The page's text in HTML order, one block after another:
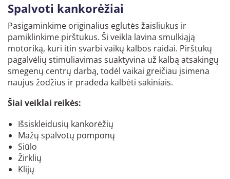
Spalvoti kankorėžiai
Pasigaminkime originalius eglutės žaisliukus ir
pamiklinkime pirštukus. Ši veikla lavina smulkiąją
motoriką, kuri itin svarbi vaikų kalbos raidai. Pirštukų
pagalvėlių stimuliavimas suaktyvina už kalbą atsakingų
smegenų centrų darbą, todėl vaikai greičiau įsimena
naujus žodžius ir pradeda kalbėti sakiniais.
Šiai veiklai reikės:
Išsiskleidusių kankorėžių
Mažų spalvotų pomponų
Siūlo
Žirklių
Klijų